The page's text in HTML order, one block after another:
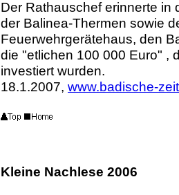
Der Rathauschef erinnerte
der Balinea-Thermen sowie
Feuerwehrgerätehaus, den
die "etlichen 100 000 Euro" ,
investiert wurden.
18.1.2007, www.badische-
Kleine Nachlese 2006